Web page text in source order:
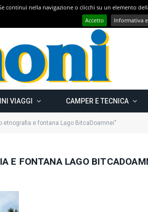
Con CAMPER GO – UN GRANDE VIAGGIO verso il nord est EUROPEO – Carelia Russa e Capo Nord 2019 – Km 13.000
VIAGGI CAMPER E TECNICA
etnografia e fontana Lago BitcaDoamnei"
E FONTANA LAGO
nella navigazione o clicchi su un elemento
Accetto
Informativa